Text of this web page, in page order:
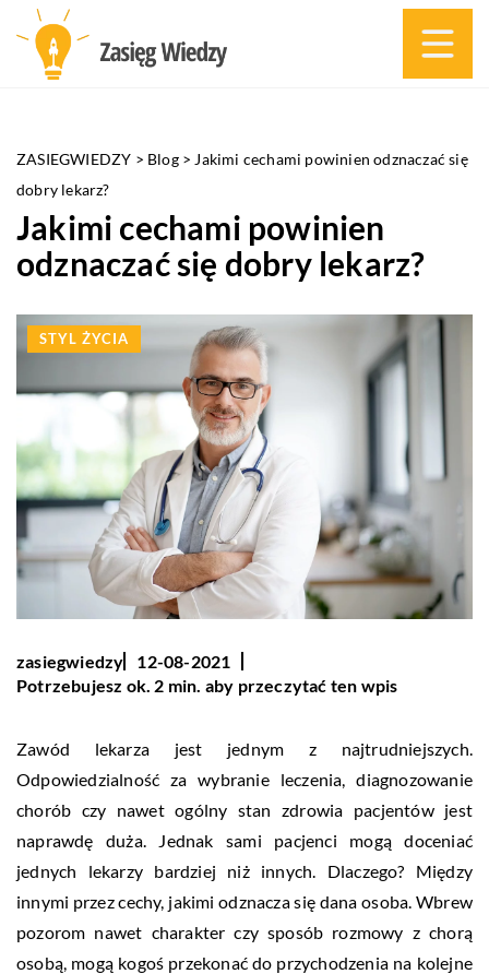
ZASIEGWIEDZY > Blog> Jakimi cechami powinien odznaczać się
dobry lekarz?
Jakimi cechami powinien
odznaczać się dobry lekarz?
STYL ŻYCIA
zasiegwiedzy
12-08-2021
Potrzebujesz ok. 2 min. aby przeczytać ten wpis
Zawód lekarza jest jednym z najtrudniejszych.
Odpowiedzialność za wybranie leczenia, diagnozowanie
chorób czy nawet ogólny stan zdrowia pacjentów jest
naprawdę duża. Jednak sami pacjenci mogą doceniać
jednych lekarzy bardziej niż innych. Dlaczego? Między
innymi przez cechy, jakimi odznacza się dana osoba. Wbrew
pozorom nawet charakter czy sposób rozmowy z chorą
osobą, mogą kogoś przekonać do przychodzenia na kolejne